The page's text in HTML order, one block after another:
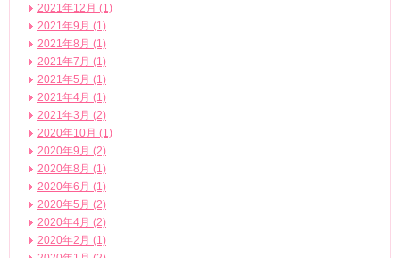
2021年12月 (1)
2021年9月 (1)
2021年8月 (1)
2021年7月 (1)
2021年5月 (1)
2021年4月 (1)
2021年3月 (2)
2020年10月 (1)
2020年9月 (2)
2020年8月 (1)
2020年6月 (1)
2020年5月 (2)
2020年4月 (2)
2020年2月 (1)